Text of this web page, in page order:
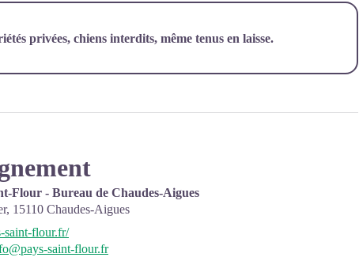
privées, chiens interdits, même tenus en laisse.
Flour - Bureau de Chaudes-Aigues
15110 Chaudes-Aigues
saint-flour.fr/
saint-flour.fr